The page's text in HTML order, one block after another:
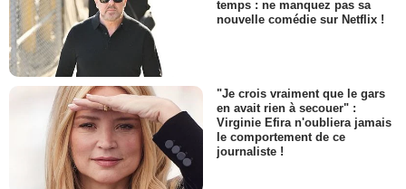
temps : ne manquez pas sa
nouvelle comédie sur Netflix !
"Je crois vraiment que le gars
en avait rien à secouer" :
Virginie Efira n'oubliera jamais
le comportement de ce
journaliste !